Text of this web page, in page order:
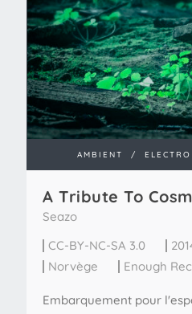
AMBIENT / ELECTRO
A Tribute To
Seazo
CC-BY-NC-SA 3.0
Norvège
Enough
Embarquement pour